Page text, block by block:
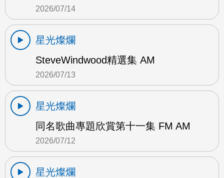
2026/07/14
星光燦爛
SteveWindwood精選集 AM
2026/07/13
星光燦爛
同名歌曲專題欣賞第十一集 FM AM
2026/07/12
星光燦爛